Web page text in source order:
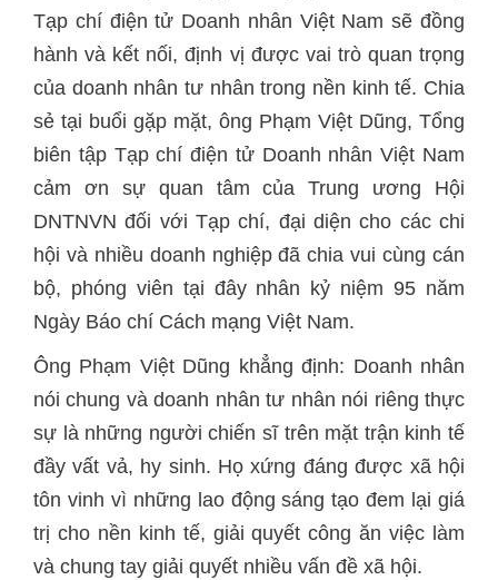
Tạp chí điện tử Doanh nhân Việt Nam sẽ đồng
hành và kết nối, định vị được vai trò quan trọng
của doanh nhân tư nhân trong nền kinh tế. Chia
sẻ tại buổi gặp mặt, ông Phạm Việt Dũng, Tổng
biên tập Tạp chí điện tử Doanh nhân Việt Nam
cảm ơn sự quan tâm của Trung ương Hội
DNTNVN đối với Tạp chí, đại diện cho các chi
hội và nhiều doanh nghiệp đã chia vui cùng cán
bộ, phóng viên tại đây nhân kỷ niệm 95 năm
Ngày Báo chí Cách mạng Việt Nam.
Ông Phạm Việt Dũng khẳng định: Doanh nhân
nói chung và doanh nhân tư nhân nói riêng thực
sự là những người chiến sĩ trên mặt trận kinh tế
đầy vất vả, hy sinh. Họ xứng đáng được xã hội
tôn vinh vì những lao động sáng tạo đem lại giá
trị cho nền kinh tế, giải quyết công ăn việc làm
và chung tay giải quyết nhiều vấn đề xã hội.